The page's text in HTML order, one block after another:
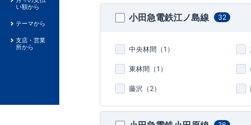
い額から
テーマから
支店・営業
所から
小田急電鉄江ノ島線 32
中央林間（1 ）
東林間（1 ）
藤沢（2）